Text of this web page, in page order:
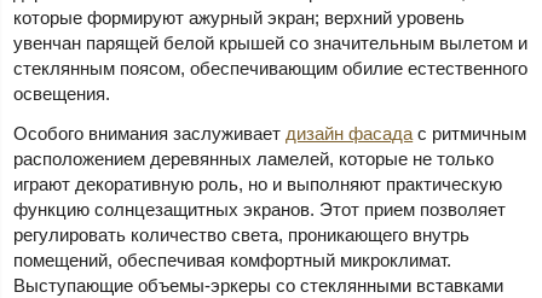
которые формируют ажурный экран; верхний уровень
увенчан парящей белой крышей со значительным вылетом и
стеклянным поясом, обеспечивающим обилие естественного
освещения.
Особого внимания заслуживает дизайн фасада с ритмичным
расположением деревянных ламелей, которые не только
играют декоративную роль, но и выполняют практическую
функцию солнцезащитных экранов. Этот прием позволяет
регулировать количество света, проникающего внутрь
помещений, обеспечивая комфортный микроклимат.
Выступающие объемы-эркеры со стеклянными вставками